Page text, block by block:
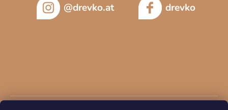
@drevko.at drevko